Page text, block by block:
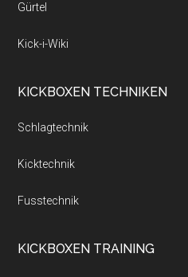
Gürtel
Kick-i-Wiki
KICKBOXEN TECHNIKEN
Schlagtechnik
Kicktechnik
Fusstechnik
KICKBOXEN TRAINING